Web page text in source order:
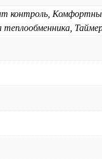
контроль,